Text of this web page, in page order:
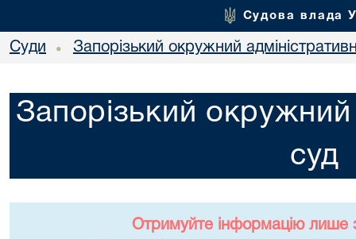
Судова влада
Суди • Запорізький окружний
Запорізький окружний
суд
Отримуйте інформацію лише